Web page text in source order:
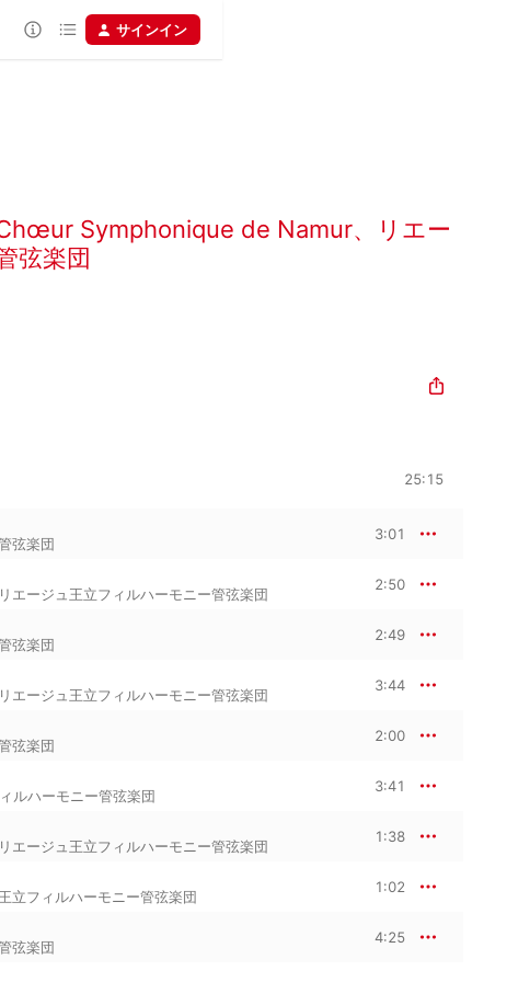
サインイン
Symphonique de Namur、
リエー
弦楽団
25:15
弦楽団
3:01
リエージュ王立フィルハーモニー管弦楽団
2:50
弦楽団
2:49
リエージュ王立フィルハーモニー管弦楽団
3:44
弦楽団
2:00
ルハーモニー管弦楽団
3:41
リエージュ王立フィルハーモニー管弦楽団
1:38
立フィルハーモニー管弦楽団
1:02
弦楽団
4:25